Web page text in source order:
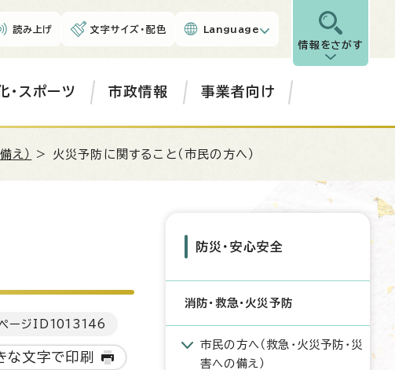
読み上げ 文字サイズ・配色 Language
情報をさがす
・スポーツ 市政情報 事業者向け
え） > 火災予防に関すること（市民の方へ）
ージID 1013146
な文字で印刷
防災・安心安全
消防・救急・火災予防
市民の方へ（救急・火災予防・災
害への備え）